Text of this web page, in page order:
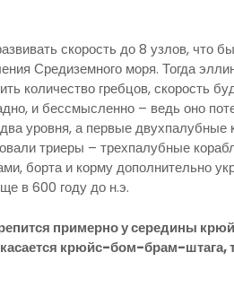
скорость до 8 узлов, что
Средиземного моря. Тогда
количество гребцов, скорость
и бессмысленно – ведь оно
уровня, а первые
триеры – трехпалубные
борта и корму дополнительно
в 600 году до н.э.
примерно у середины
крюйс-бом-брам-